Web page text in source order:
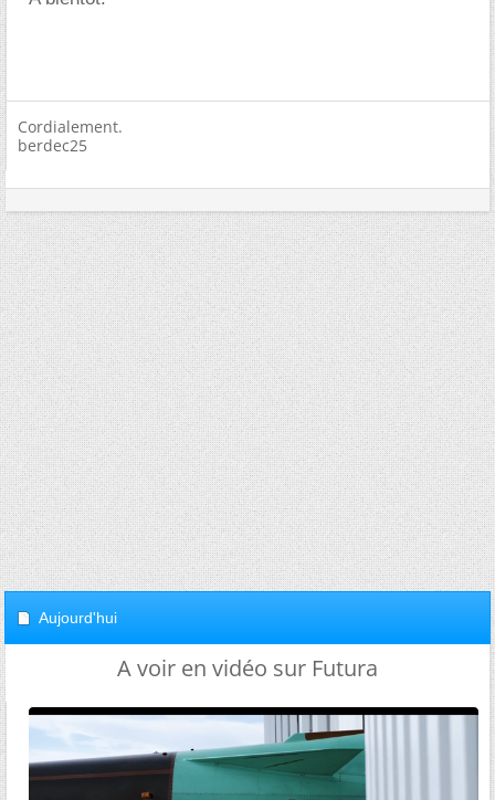
Cordialement.
berdec25
Aujourd'hui
A voir en vidéo sur Futura